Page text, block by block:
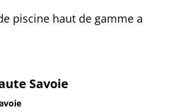
piscine haut de gamme a
Savoie